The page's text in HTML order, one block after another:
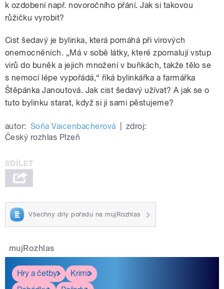
k ozdobení např. novoročního přání. Jak si takovou
růžičku vyrobit?
Cist šedavý je bylinka, která pomáhá při virových
onemocněních. „Má v sobě látky, které zpomalují vstup
virů do buněk a jejich množení v buňkách, takže tělo se
s nemocí lépe vypořádá,“ říká bylinkářka a farmářka
Štěpánka Janoutová. Jak cist šedavý užívat? A jak se o
tuto bylinku starat, když si ji sami pěstujeme?
autor: Soňa Vaicenbacherová
zdroj:
Český rozhlas Plzeň
Všechny díly pořadu na mujRozhlas
mujRozhlas
Hry a četby
Krimi